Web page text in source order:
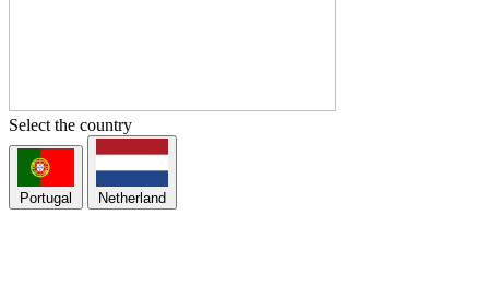
Select the country
Portugal Netherland